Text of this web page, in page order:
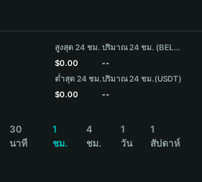
สูงสุด 24 ชม.
$0.00
ต่ำสุด 24 ชม.
$0.00
ปริมาณ 24 ชม. (BELKA)
--
ปริมาณ 24 ชม.(USDT)
--
30
นาที
1
ชม.
4
ชม.
1
วัน
1
สัปดาห์